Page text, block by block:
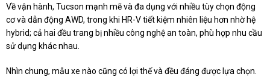
Về vận hành, Tucson mạnh mẽ và đa dụng với nhiều tùy chọn động
cơ và dẫn động AWD, trong khi HR-V tiết kiệm nhiên liệu hơn nhờ hệ
hybrid; cả hai đều trang bị nhiều công nghệ an toàn, phù hợp nhu cầu
sử dụng khác nhau.
Nhìn chung, mẫu xe nào cũng có lợi thế và đều đáng được lựa chọn.